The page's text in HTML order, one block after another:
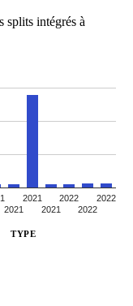
splits intégrés à
2021
2021
2021
2022
2022
2022
TYPE